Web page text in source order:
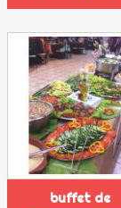
buffet de